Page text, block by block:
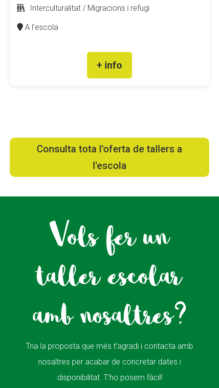
Interculturalitat / Migracions i refugi
A l'escola
+ info
Consulta tota l'oferta de tallers a
l'escola
Vols fer un
taller escolar
amb nosaltres?
Tria la proposta que més t’agradi i contacta amb
nosaltres per acabar de concretar dates i
disponibilitat. T’ho posem fàcil!